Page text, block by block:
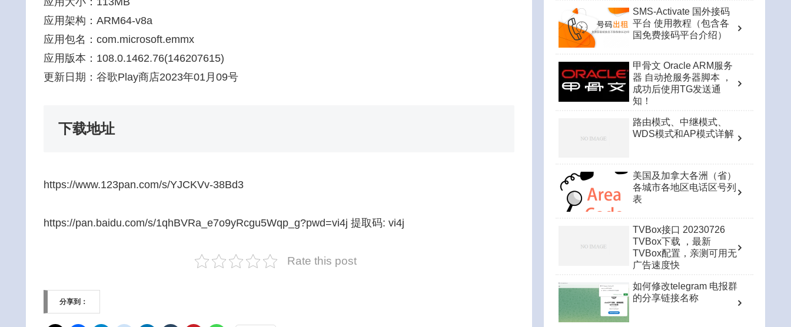
应用架构：ARM64-v8a
应用包名：com.microsoft.emmx
应用版本：108.0.1462.76(146207615)
更新日期：谷歌Play商店2023年01月09号
下载地址
https://www.123pan.com/s/YJCKVv-38Bd3
https://pan.baidu.com/s/1qhBVRa_e7o9yRcgu5Wqp_g?pwd=vi4j 提取码: vi4j
Rate this post
分享到：
SMS-Activate 国外接码
平台 使用教程（包含各
国免费接码平台介绍）
甲骨文 Oracle ARM服务
器 自动抢服务器脚本 ，
成功后使用TG发送通
知！
路由模式、中继模式、
WDS模式和AP模式详解
美国及加拿大各洲（省）
各城市各地区电话区号列
表
TVBox接口 20230726
TVBox下载 ，最新
TVBox配置，亲测可用无
广告速度快
如何修改telegram 电报群
的分享链接名称